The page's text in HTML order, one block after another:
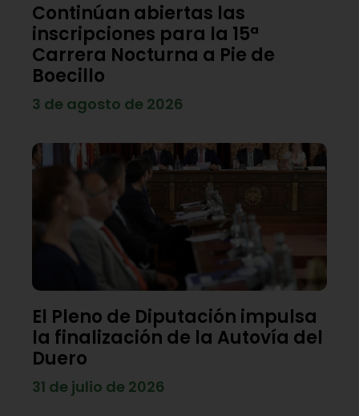
Continúan abiertas las
inscripciones para la 15ª
Carrera Nocturna a Pie de
Boecillo
3 de agosto de 2026
El Pleno de Diputación impulsa
la finalización de la Autovía del
Duero
31 de julio de 2026